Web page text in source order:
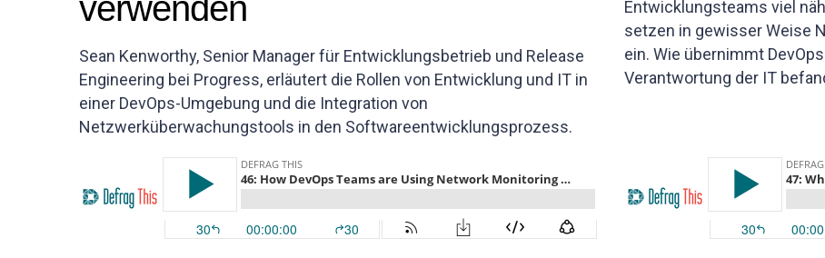
verwenden
Sean Kenworthy, Senior Manager für Entwicklungsbetrieb und Release
Engineering bei Progress, erläutert die Rollen von Entwicklung und IT in
einer DevOps-Umgebung und die Integration von
Netzwerküberwachungstools in den Softwareentwicklungsprozess.
Entwicklungsteams viel
setzen in gewisser Weise
ein. Wie übernimmt
Verantwortung der IT